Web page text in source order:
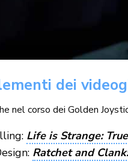
dei
nel corso dei Golden
Life is Strange:
Ratchet and